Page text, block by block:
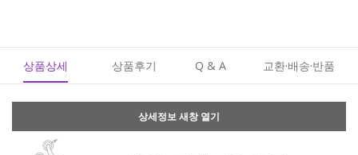
상품상세 상품후기 Q & A 교환·배송·반품
상세정보 새창 열기